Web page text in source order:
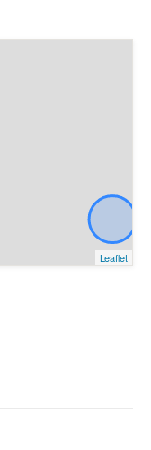
Leaflet